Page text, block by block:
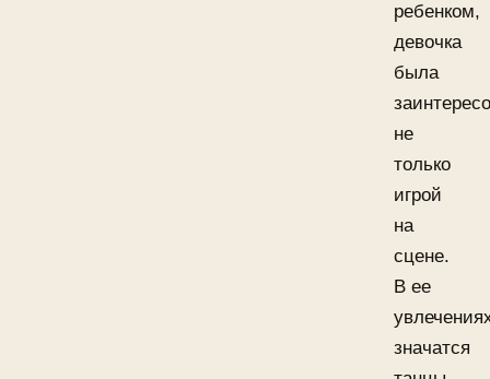
ребенком,
девочка
была
не
только
игрой
на
сцене.
В ее
значатся